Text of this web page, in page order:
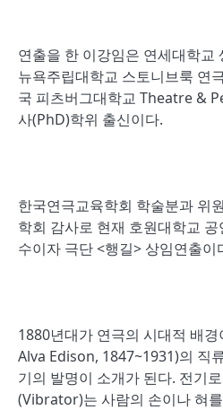
연출을 한 이강임은 연세대학교
뉴욕주립대학교 스토니브룩 연
국 피츠버그대학교 Theatre &
사(PhD)학위 출신이다.
한국연극교육학회 학술분과 위
학회 감사로 현재 호원대학교
수이자 극단 <행길> 상임연출이
1880년대가 연극의 시대적 배
Alva Edison, 1847~1931)의 직
기의 발명이 소개가 된다. 전기
(Vibrator)는 사람의 손이나 혀